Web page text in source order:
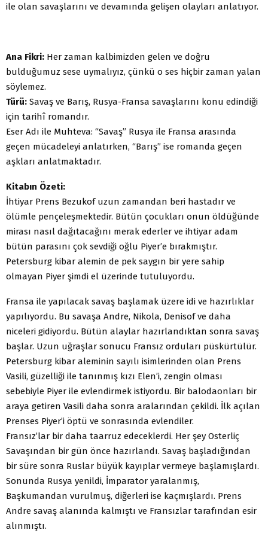
ile olan savaşlarını ve devamında gelişen olayları anlatıyor.
Ana Fikri: Her zaman kalbimizden gelen ve doğru
bulduğumuz sese uymalıyız, çünkü o ses hiçbir zaman yalan
söylemez.
Türü: Savaş ve Barış, Rusya-Fransa savaşlarını konu edindiği
için tarihî romandır.
Eser Adı ile Muhteva: “Savaş” Rusya ile Fransa arasında
geçen mücadeleyi anlatırken, “Barış” ise romanda geçen
aşkları anlatmaktadır.
Kitabın Özeti:
İhtiyar Prens Bezukof uzun zamandan beri hastadır ve
ölümle pençeleşmektedir. Bütün çocukları onun öldüğünde
mirası nasıl dağıtacağını merak ederler ve ihtiyar adam
bütün parasını çok sevdiği oğlu Piyer’e bırakmıştır.
Petersburg kibar alemin de pek saygın bir yere sahip
olmayan Piyer şimdi el üzerinde tutuluyordu.
Fransa ile yapılacak savaş başlamak üzere idi ve hazırlıklar
yapılıyordu. Bu savaşa Andre, Nikola, Denisof ve daha
niceleri gidiyordu. Bütün alaylar hazırlandıktan sonra savaş
başlar. Uzun uğraşlar sonucu Fransız orduları püskürtülür.
Petersburg kibar aleminin sayılı isimlerinden olan Prens
Vasili, güzelliği ile tanınmış kızı Elen’i, zengin olması
sebebiyle Piyer ile evlendirmek istiyordu. Bir balodaonları bir
araya getiren Vasili daha sonra aralarından çekildi. İlk açılan
Prenses Piyer’i öptü ve sonrasında evlendiler.
Fransız’lar bir daha taarruz edeceklerdi. Her şey Osterliç
Savaşından bir gün önce hazırlandı. Savaş başladığından
bir süre sonra Ruslar büyük kayıplar vermeye başlamışlardı.
Sonunda Rusya yenildi, İmparator yaralanmış,
Başkumandan vurulmuş, diğerleri ise kaçmışlardı. Prens
Andre savaş alanında kalmıştı ve Fransızlar tarafından esir
alınmıştı.